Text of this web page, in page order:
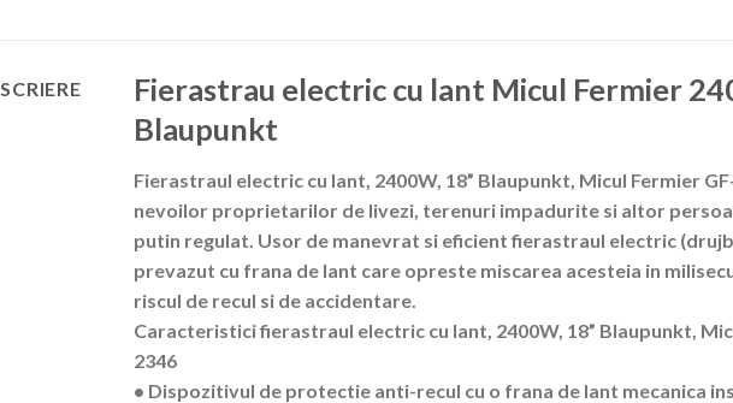
Fierastrau electric cu lant Micul Fermier
Blaupunkt
Fierastraul electric cu lant, 2400W, 18” Blaupunkt, Micul Fermier
nevoilor proprietarilor de livezi, terenuri impadurite si altor
putin regulat. Usor de manevrat si eficient fierastraul electric
prevazut cu frana de lant care opreste miscarea acesteia in
riscul de recul si de accidentare.
Caracteristici fierastraul electric cu lant, 2400W, 18” Blaupunkt,
2346
• Dispozitivul de protectie anti-recul cu o frana de lant mecanica